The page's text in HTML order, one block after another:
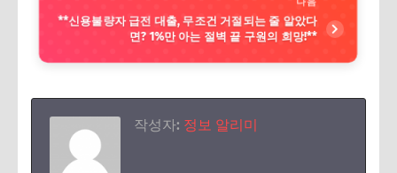
**신용불량자 급전 대출, 무조건 거절되는 줄 알았다
면? 1%만 아는 절벽 끝 구원의 희망!**
작성자: 정보 알리미